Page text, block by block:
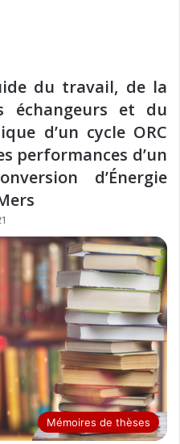
du travail, de la
échangeurs et du
d’un cycle ORC
performances d’un
d’Énergie
Mémoires de thèses